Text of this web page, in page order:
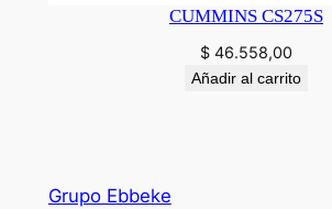
CUMMINS CS275S
$ 46.558,00
Añadir al carrito
Grupo Ebbeke